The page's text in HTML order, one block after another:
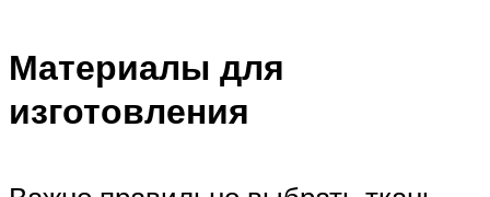
Материалы для
изготовления